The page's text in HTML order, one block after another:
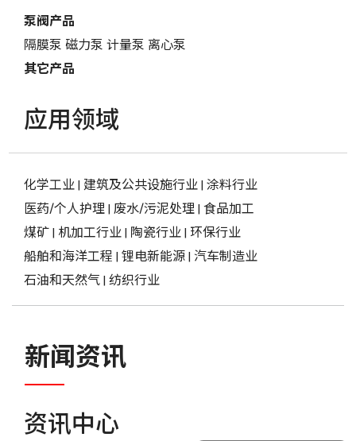
泵阀产品
隔膜泵 磁力泵 计量泵 离心泵
其它产品
应用领域
化学工业| 建筑及公共设施行业| 涂料行业
医药/个人护理| 废水/污泥处理| 食品加工
煤矿| 机加工行业| 陶瓷行业| 环保行业
船舶和海洋工程 | 锂电新能源| 汽车制造业
石油和天然气| 纺织行业
新闻资讯
资讯中心